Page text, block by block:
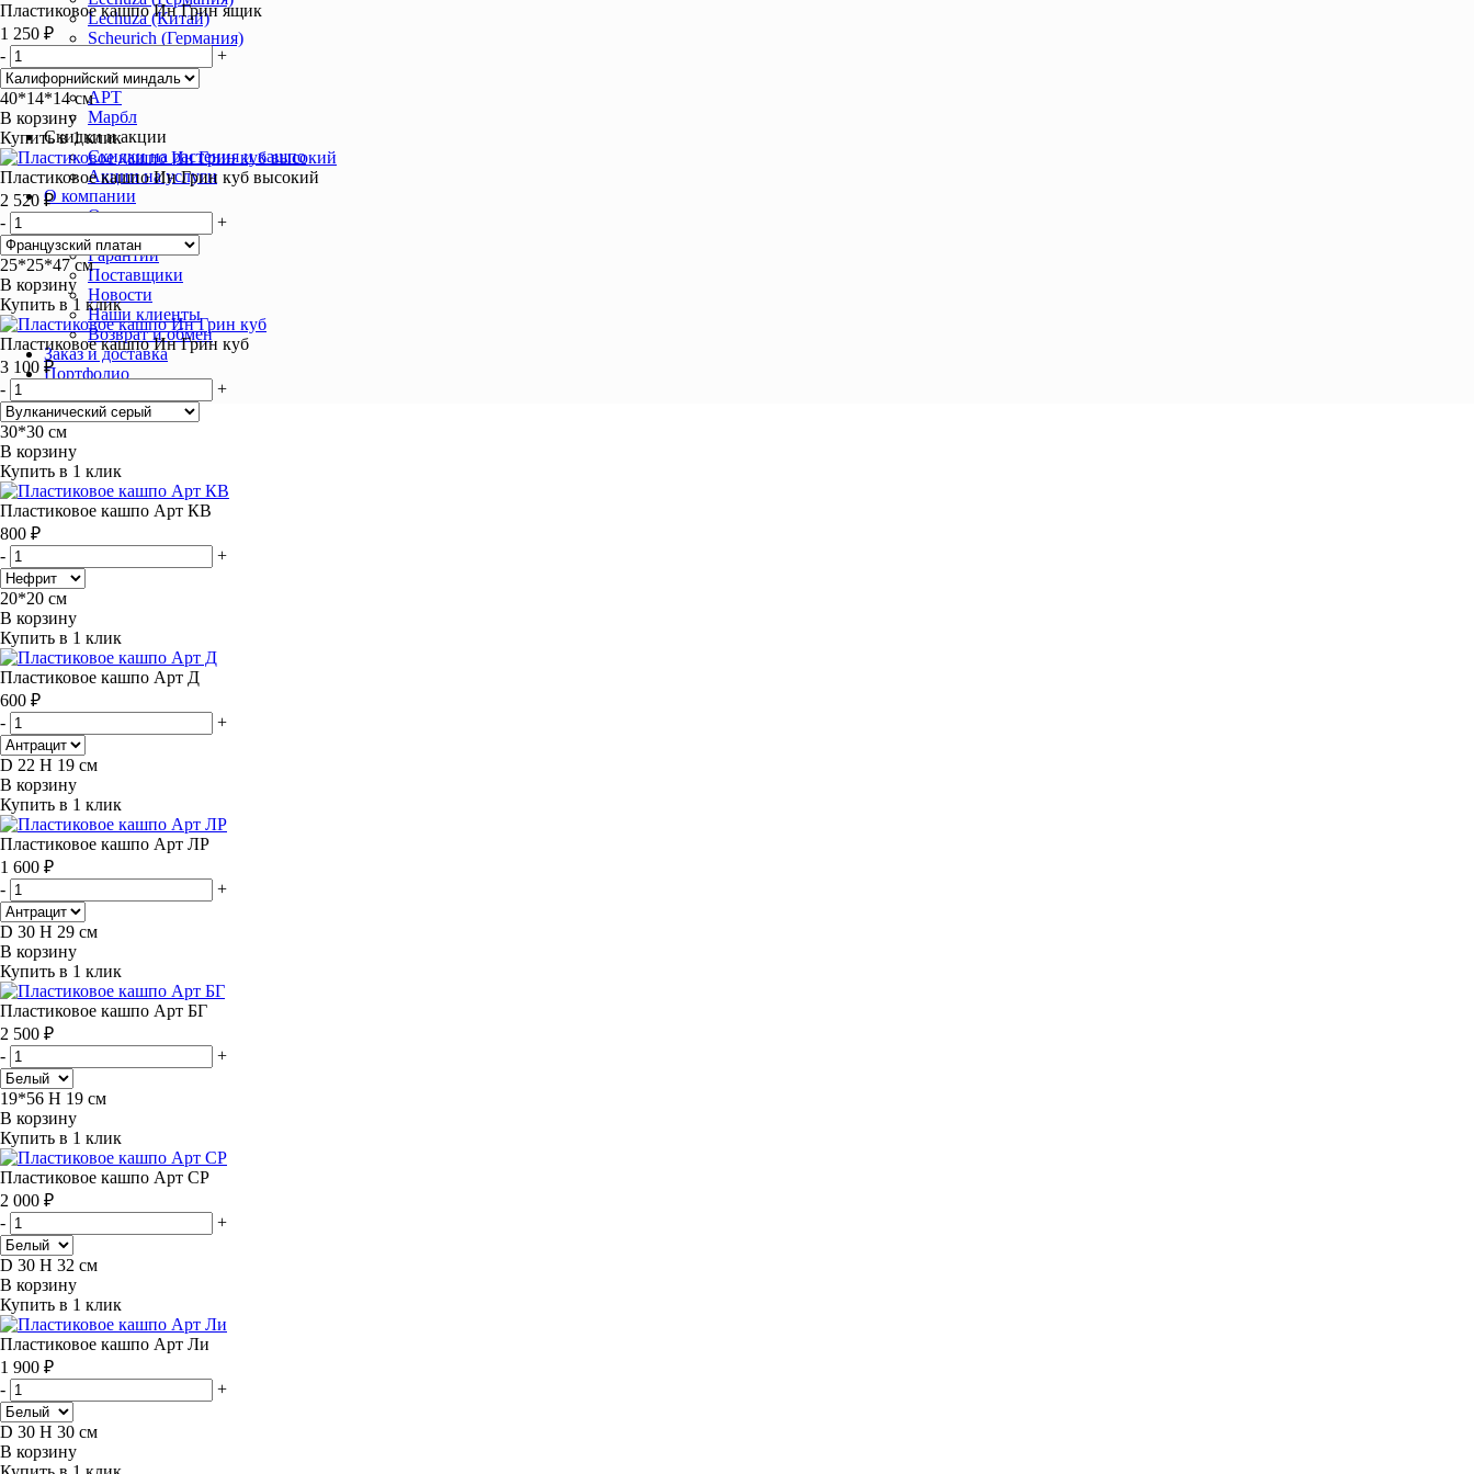
Lechuza (Китай)
Scheurich (Германия)
Производители РФ
АРТ
Марбл
Скидки и акции
Скидки на растения и кашпо
Акции на услуги
О компании
Отзывы
Статьи
Гарантии
Поставщики
Новости
Наши клиенты
Возврат и обмен
Заказ и доставка
Портфолио
Пластиковое кашпо Ин Грин ящик
1 250 ₽
-
+
40*14*14 см
В корзину
Купить в 1 клик
Пластиковое кашпо Ин Грин куб высокий
2 520 ₽
-
+
25*25*47 см
В корзину
Купить в 1 клик
Пластиковое кашпо Ин Грин куб
3 100 ₽
-
+
30*30 см
В корзину
Купить в 1 клик
Пластиковое кашпо Арт КВ
800 ₽
-
+
20*20 см
В корзину
Купить в 1 клик
Пластиковое кашпо Арт Д
600 ₽
-
+
D 22 H 19 см
В корзину
Купить в 1 клик
Пластиковое кашпо Арт ЛР
1 600 ₽
-
+
D 30 H 29 см
В корзину
Купить в 1 клик
Пластиковое кашпо Арт БГ
2 500 ₽
-
+
19*56 H 19 см
В корзину
Купить в 1 клик
Пластиковое кашпо Арт СР
2 000 ₽
-
+
D 30 H 32 см
В корзину
Купить в 1 клик
Пластиковое кашпо Арт Ли
1 900 ₽
-
+
D 30 H 30 см
В корзину